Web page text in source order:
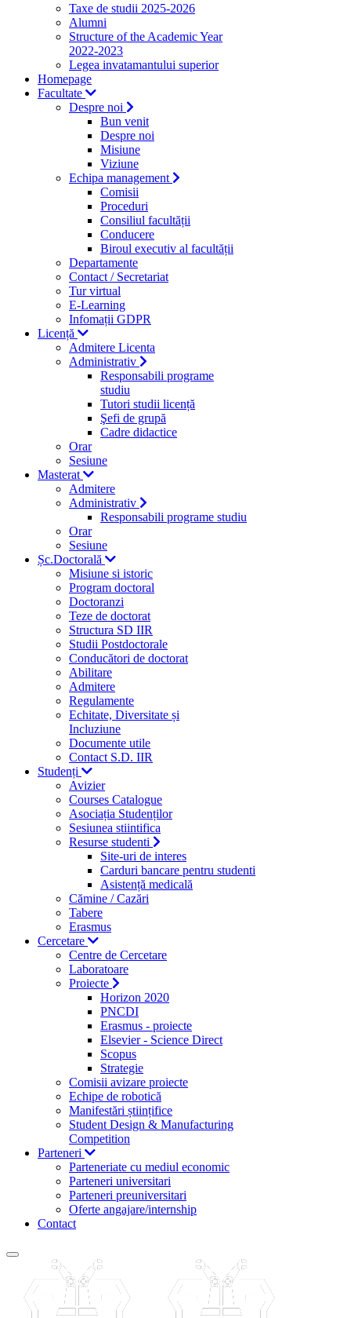
Taxe de studii 2025-2026
Alumni
Structure of the Academic Year
2022-2023
Legea invatamantului superior
Homepage
Facultate
Despre noi
Bun venit
Despre noi
Misiune
Viziune
Echipa management
Comisii
Proceduri
Consiliul facultății
Conducere
Biroul executiv al facultății
Departamente
Contact / Secretariat
Tur virtual
E-Learning
Infomații GDPR
Licență
Admitere Licenta
Administrativ
Responsabili programe
studiu
Tutori studii licență
Şefi de grupă
Cadre didactice
Orar
Sesiune
Masterat
Admitere
Administrativ
Responsabili programe studiu
Orar
Sesiune
Șc.Doctorală
Misiune si istoric
Program doctoral
Doctoranzi
Teze de doctorat
Structura SD IIR
Studii Postdoctorale
Conducători de doctorat
Abilitare
Admitere
Regulamente
Echitate, Diversitate și
Incluziune
Documente utile
Contact S.D. IIR
Studenți
Avizier
Courses Catalogue
Asociația Studenților
Sesiunea stiintifica
Resurse studenti
Site-uri de interes
Carduri bancare pentru studenti
Asistență medicală
Cămine / Cazări
Tabere
Erasmus
Cercetare
Centre de Cercetare
Laboratoare
Proiecte
Horizon 2020
PNCDI
Erasmus - proiecte
Elsevier - Science Direct
Scopus
Strategie
Comisii avizare proiecte
Echipe de robotică
Manifestări științifice
Student Design & Manufacturing
Competition
Parteneri
Parteneriate cu mediul economic
Parteneri universitari
Parteneri preuniversitari
Oferte angajare/internship
Contact